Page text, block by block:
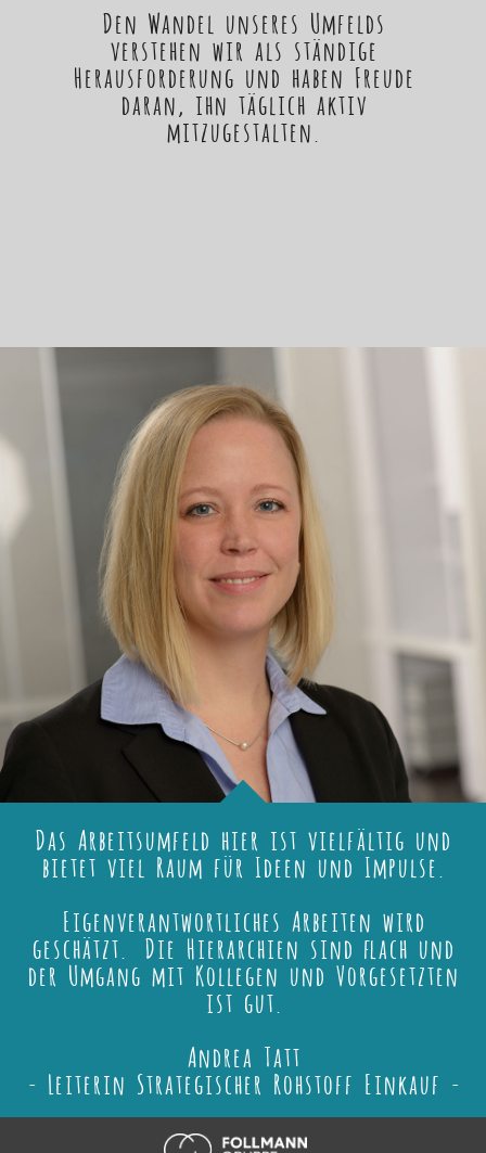
Den Wandel unseres Umfelds
verstehen wir als ständige
Herausforderung und haben Freude
daran, ihn täglich aktiv
mitzugestalten.
Das Arbeitsumfeld hier ist vielfältig und
bietet viel Raum für Ideen und Impulse.
Eigenverantwortliches Arbeiten wird
geschätzt. Die Hierarchien sind flach und
der Umgang mit Kollegen und Vorgesetzten
ist gut.
Andrea Tatt
- Leiterin Strategischer Rohstoff Einkauf -